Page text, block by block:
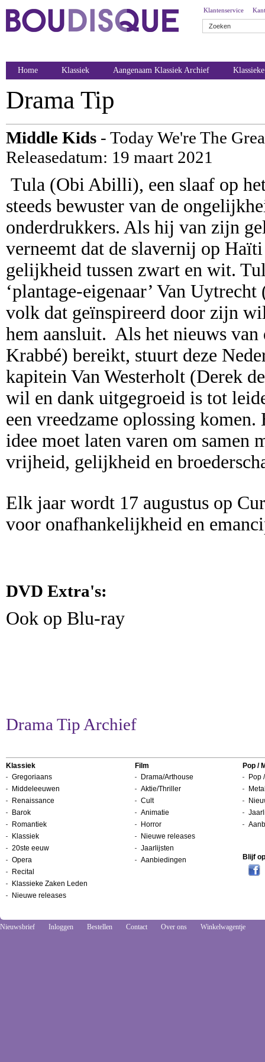
Klantenservice
Home Klassiek Aangenaam Klassiek Archief
Drama Tip
Middle Kids - Today We're The
Releasedatum: 19 maart 2021
Tula (Obi Abilli), een slaaf op
steeds bewuster van de
onderdrukkers. Als hij van zijn
verneemt dat de slavernij op
gelijkheid tussen zwart en wit.
‘plantage-eigenaar’ Van
volk dat geïnspireerd door zijn
hem aansluit. Als het nieuws van
Krabbé) bereikt, stuurt deze
kapitein Van Westerholt (Derek
wil en dank uitgegroeid is tot
een vreedzame oplossing
idee moet laten varen om samen
vrijheid, gelijkheid en
Elk jaar wordt 17 augustus op
voor onafhankelijkheid en
DVD Extra's:
Ook op Blu-ray
Drama Tip Archief
Klassiek
Gregoriaans
Middeleeuwen
Renaissance
Barok
Romantiek
Klassiek
20ste eeuw
Opera
Recital
Klassieke Zaken Leden
Nieuwe releases
Film
Drama/Arthouse
Aktie/Thriller
Cult
Animatie
Horror
Nieuwe releases
Jaarlijsten
Aanbiedingen
Pop /
Pop
Blijf
Nieuwsbrief Inloggen Bestellen Contact Over ons Winkelwagentje